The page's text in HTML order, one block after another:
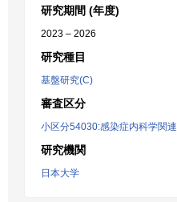
研究期間 (年度)
2023 – 2026
研究種目
基盤研究(C)
審査区分
小区分54030:感染症内科学関連
研究機関
日本大学